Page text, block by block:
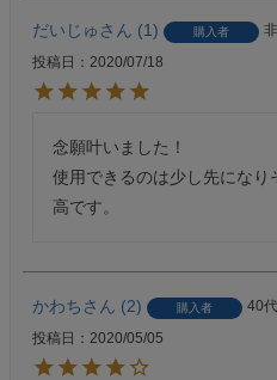
だいじゅ 1 購入者
投稿日
2020/07/18
念願叶いました！
使用できるのは少し先になり
高です。
かわち 2 購入者 40代
投稿日
2020/05/05